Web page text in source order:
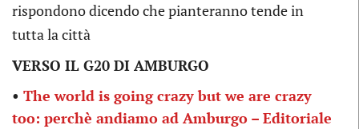
rispondono dicendo che pianteranno tende in
tutta la città
VERSO IL G20 DI AMBURGO
• The world is going crazy but we are crazy
too: perchè andiamo ad Amburgo – Editoriale